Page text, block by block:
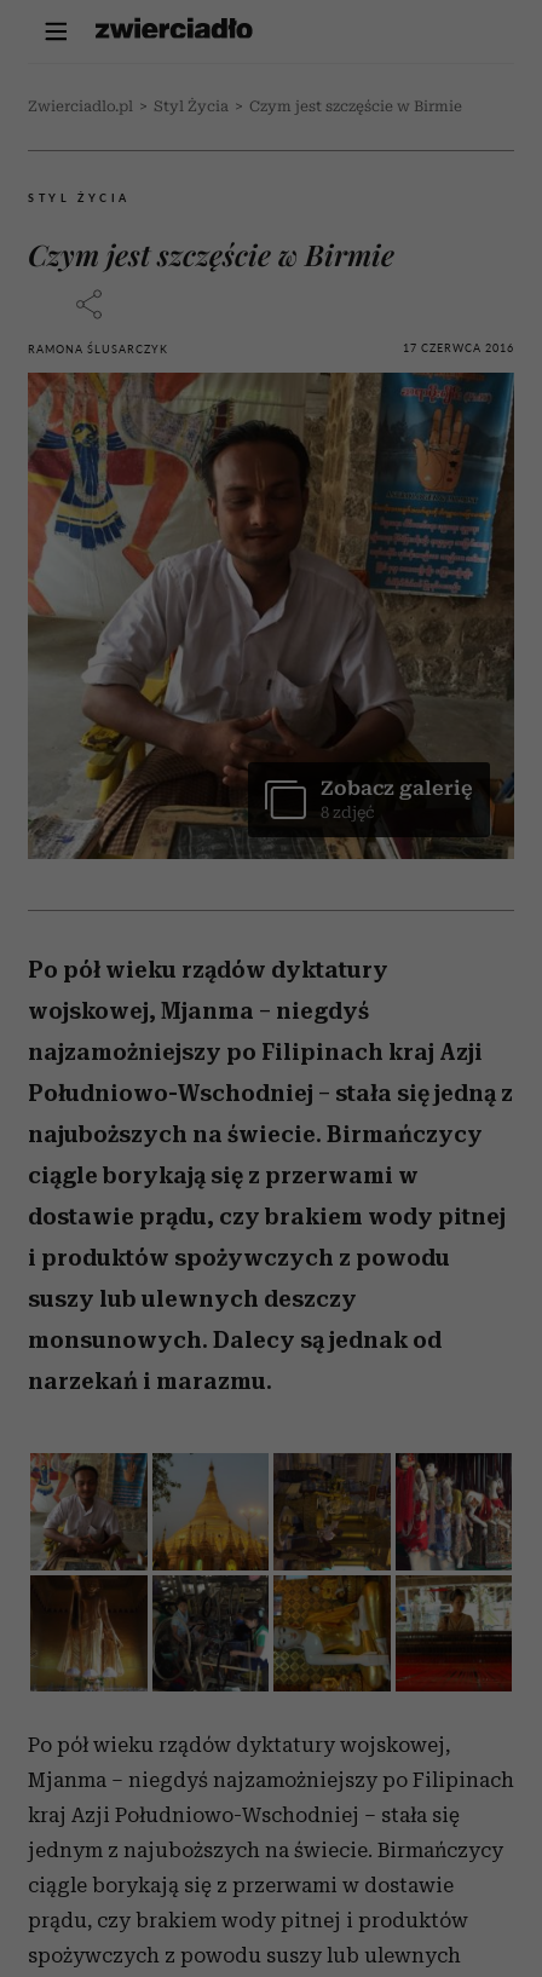
Zwierciadlo.pl > Styl Życia > Czym jest szczęście w Birmie
STYL ŻYCIA
Czym jest szczęście w Birmie
RAMONA ŚLUSARCZYK 17 CZERWCA 2016
Zobacz galerię
8 zdjęć
Po pół wieku rządów dyktatury
wojskowej, Mjanma – niegdyś
najzamożniejszy po Filipinach kraj Azji
Południowo-Wschodniej – stała się jedną z
najuboższych na świecie. Birmańczycy
ciągle borykają się z przerwami w
dostawie prądu, czy brakiem wody pitnej
i produktów spożywczych z powodu
suszy lub ulewnych deszczy
monsunowych. Dalecy są jednak od
narzekań i marazmu.
Po pół wieku rządów dyktatury wojskowej,
Mjanma – niegdyś najzamożniejszy po Filipinach
kraj Azji Południowo-Wschodniej – stała się
jednym z najuboższych na świecie. Birmańczycy
ciągle borykają się z przerwami w dostawie
prądu, czy brakiem wody pitnej i produktów
spożywczych z powodu suszy lub ulewnych